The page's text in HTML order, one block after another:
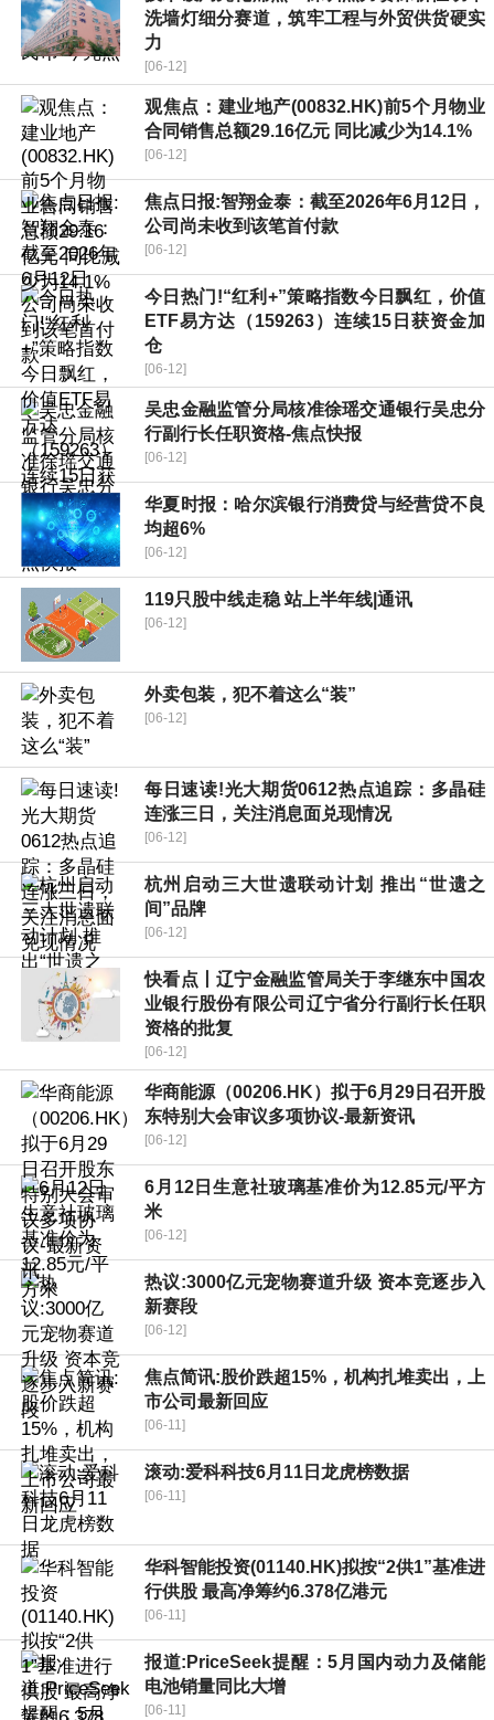
洗墙灯细分赛道，筑牢工程与外贸供货硬实
力
[06-12]
观焦点：建业地产(00832.HK)前5个月物业
合同销售总额29.16亿元 同比减少为14.1%
[06-12]
焦点日报:智翔金泰：截至2026年6月12日，
公司尚未收到该笔首付款
[06-12]
今日热门!“红利+”策略指数今日飘红，价值
ETF易方达（159263）连续15日获资金加
仓
[06-12]
吴忠金融监管分局核准徐瑶交通银行吴忠分
行副行长任职资格-焦点快报
[06-12]
华夏时报：哈尔滨银行消费贷与经营贷不良
均超6%
[06-12]
119只股中线走稳 站上半年线|通讯
[06-12]
外卖包装，犯不着这么“装”
[06-12]
每日速读!光大期货0612热点追踪：多晶硅
连涨三日，关注消息面兑现情况
[06-12]
杭州启动三大世遗联动计划 推出“世遗之
间”品牌
[06-12]
快看点丨辽宁金融监管局关于李继东中国农
业银行股份有限公司辽宁省分行副行长任职
资格的批复
[06-12]
华商能源（00206.HK）拟于6月29日召开股
东特别大会审议多项协议-最新资讯
[06-12]
6月12日生意社玻璃基准价为12.85元/平方
米
[06-12]
热议:3000亿元宠物赛道升级 资本竞逐步入
新赛段
[06-12]
焦点简讯:股价跌超15%，机构扎堆卖出，上
市公司最新回应
[06-11]
滚动:爱科科技6月11日龙虎榜数据
[06-11]
华科智能投资(01140.HK)拟按“2供1”基准进
行供股 最高净筹约6.378亿港元
[06-11]
报道:PriceSeek提醒：5月国内动力及储能
电池销量同比大增
[06-11]